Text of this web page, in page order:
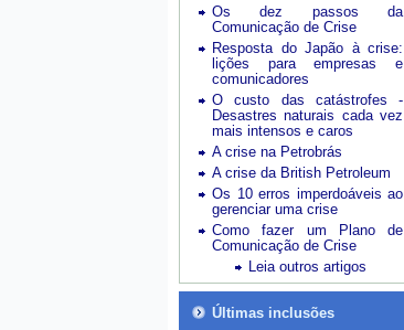
Os dez passos da
Comunicação de Crise
Resposta do Japão à crise:
lições para empresas e
comunicadores
O custo das catástrofes -
Desastres naturais cada vez
mais intensos e caros
A crise na Petrobrás
A crise da British Petroleum
Os 10 erros imperdoáveis ao
gerenciar uma crise
Como fazer um Plano de
Comunicação de Crise
Leia outros artigos
Últimas inclusões